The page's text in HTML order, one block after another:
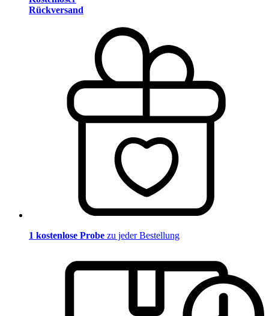
Rückversand
1 kostenlose Probe zu jeder Bestellung